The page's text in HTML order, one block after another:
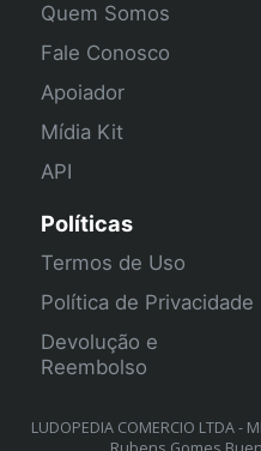
Quem Somos
Fale Conosco
Apoiador
Mídia Kit
API
Políticas
Termos de Uso
Política de Privacidade
Devolução e
Reembolso
LUDOPEDIA COMERCIO LTDA -